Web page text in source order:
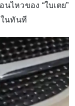
ไหวของ “ใบเตย”
ในทันที